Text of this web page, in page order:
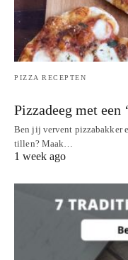
PIZZA RECEPTEN
Pizzadeeg met een
Ben jij vervent pizzabakker
tillen? Maak…
1 week ago